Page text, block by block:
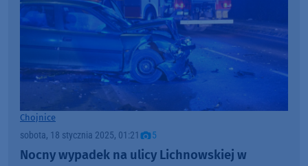
Chojnice
sobota, 18 stycznia 2025, 01:21 5
Nocny wypadek na ulicy Lichnowskiej w